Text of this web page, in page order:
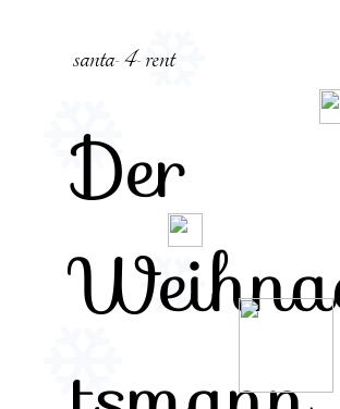
santa-4-rent
Der